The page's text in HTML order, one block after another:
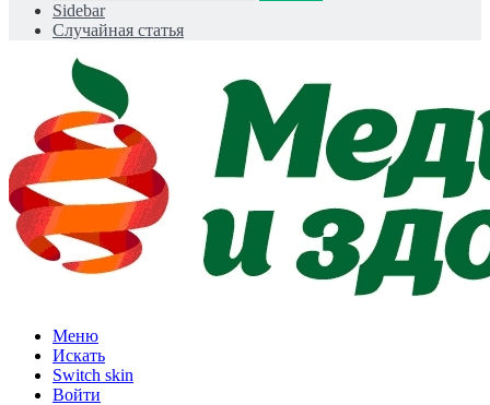
Sidebar
Случайная статья
Меню
Искать
Switch skin
Войти